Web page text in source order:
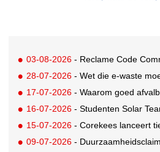
03-08-2026 - Reclame Code Commissie krijgt veel
28-07-2026 - Wet die e-waste moet terugdringen gaat in, maar
17-07-2026 - Waarom goed afvalbeheer bijdraagt
16-07-2026 - Studenten Solar Team Eindhoven
15-07-2026 - Corekees lanceert tiende
09-07-2026 - Duurzaamheidsclaims moeten duidelijk en